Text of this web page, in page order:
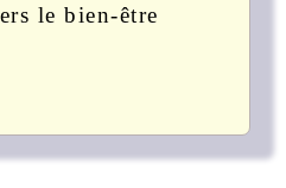
le bien-être